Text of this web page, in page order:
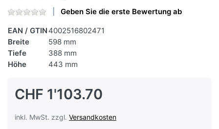
Geben Sie die erste Bewertung ab
EAN / GTIN 4002516802471
Breite
598 mm
Tiefe
388 mm
Höhe
443 mm
CHF 1'103.70
inkl. MwSt. zzgl. Versandkosten